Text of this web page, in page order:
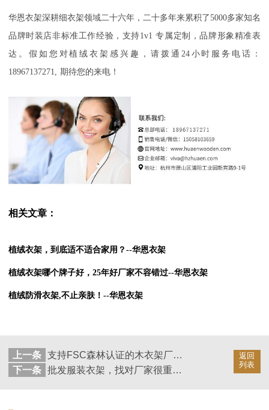
华恩衣架深耕细衣架领域二十六年，二十多年来累积了5000多家知名
品牌时装店非标准工作经验，支持1v1 专属定制，品牌形象精准表
达。假如您对植绒衣架感兴趣，请拨通 24小时服务电话：
18967137271, 期待您的来电！
相关文章：
植绒衣架，到底适不适合家用？--华恩衣架
植绒衣架哪个牌子好，25年好厂家不容错过--华恩衣架
植绒防滑衣架,不止亲肤！--华恩衣架
返回
列表
上一条
支持FSC森林认证的木衣架厂家！--华恩
下一条
批发服装衣架，找对厂家很重要！--华恩